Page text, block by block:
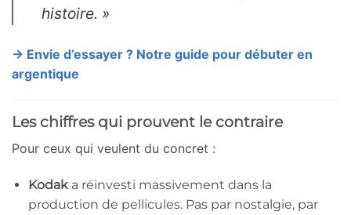
histoire. »
→ Envie d’essayer ? Notre guide pour débuter en
argentique
Les chiffres qui prouvent le contraire
Pour ceux qui veulent du concret :
Kodaka réinvesti massivement dans la
production de pellicules. Pas par nostalgie, par